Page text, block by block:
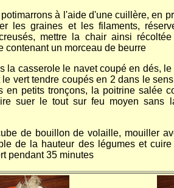
à l'aide d'une cuillère, en
les graines et les filaments,
mettre la chair ainsi
contenant un morceau de beurre
la casserole le navet coupé en dés,
vert tendre coupés en 2 dans le
en petits tronçons, la poitrine salée
suer le tout sur feu moyen sans
de bouillon de volaille, mouiller
de la hauteur des légumes et
pendant 35 minutes